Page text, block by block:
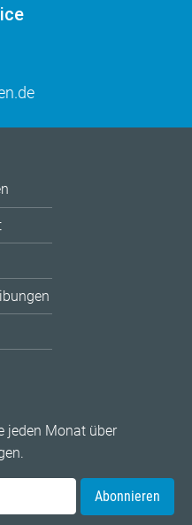
jeden Monat über
Abonnieren